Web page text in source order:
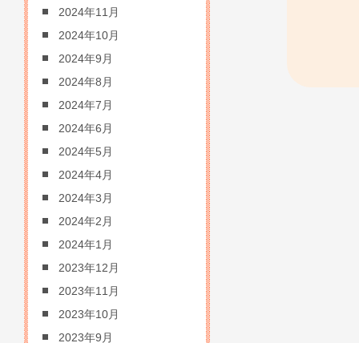
2024年11月
2024年10月
2024年9月
2024年8月
2024年7月
2024年6月
2024年5月
2024年4月
2024年3月
2024年2月
2024年1月
2023年12月
2023年11月
2023年10月
2023年9月